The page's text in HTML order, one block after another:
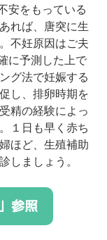
安をもっている
れば、唐突に生
不妊原因はご夫
に予測した上で
グ法で妊娠する
し、排卵時期を
精の経験によっ
１日も早く赤ち
ほど、生殖補助
しましょう。
参照